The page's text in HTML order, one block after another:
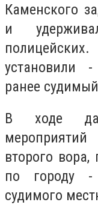
Каменского
и
установили
ранее
В ходе
мероприятий
второго
по городу -
судимого